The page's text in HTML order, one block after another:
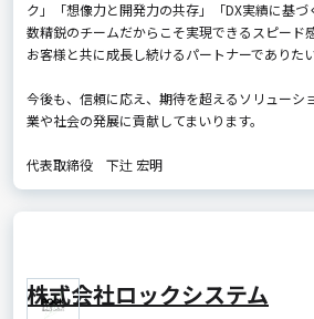
ク」「想像力と開発力の共存」「DX実績に基
数精鋭のチームだからこそ実現できるスピード
お客様と共に成長し続けるパートナーでありた
今後も、信頼に応え、期待を超えるソリューシ
業や社会の発展に貢献してまいります。
代表取締役 下辻 宏明
株式会社ロックシステム